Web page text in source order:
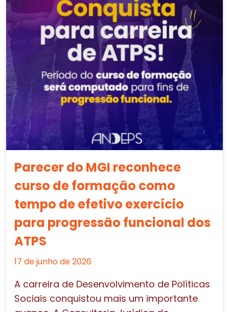
Parecer do MGI reconhece
curso de formação como
tempo de efetivo exercício
para progressão funcional dos
ATPS
17 de junho de 2026
A carreira de Desenvolvimento de Políticas
Sociais conquistou mais um importante